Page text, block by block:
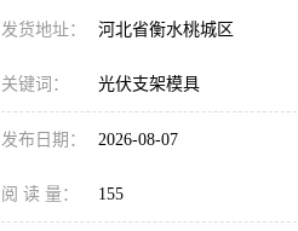
发货地址： 河北省衡水桃城区
关键词： 光伏支架模具
发布日期： 2026-08-07
阅 读 量： 155